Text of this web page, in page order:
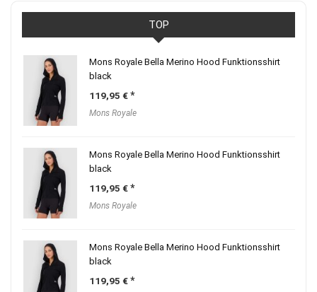
TOP
Mons Royale Bella Merino Hood Funktionsshirt
black
119,95 €
Mons Royale
Mons Royale Bella Merino Hood Funktionsshirt
black
119,95 €
Mons Royale
Mons Royale Bella Merino Hood Funktionsshirt
black
119,95 €